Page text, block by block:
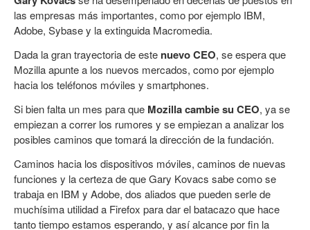
las empresas más importantes, como por ejemplo IBM,
Adobe, Sybase y la extinguida Macromedia.
Dada la gran trayectoria de este nuevo CEO, se espera que
Mozilla apunte a los nuevos mercados, como por ejemplo
hacia los teléfonos móviles y smartphones.
Si bien falta un mes para que Mozilla cambie su CEO, ya se
empiezan a correr los rumores y se empiezan a analizar los
posibles caminos que tomará la dirección de la fundación.
Caminos hacia los dispositivos móviles, caminos de nuevas
funciones y la certeza de que Gary Kovacs sabe como se
trabaja en IBM y Adobe, dos aliados que pueden serle de
muchísima utilidad a Firefox para dar el batacazo que hace
tanto tiempo estamos esperando, y así alcance por fin la